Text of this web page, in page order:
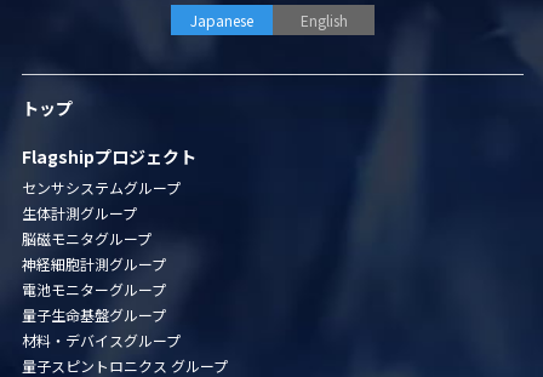
Japanese English
トップ
Flagshipプロジェクト
センサシステムグループ
生体計測グループ
脳磁モニタグループ
神経細胞計測グループ
電池モニターグループ
量子生命基盤グループ
材料・デバイスグループ
量子スピントロニクス グループ